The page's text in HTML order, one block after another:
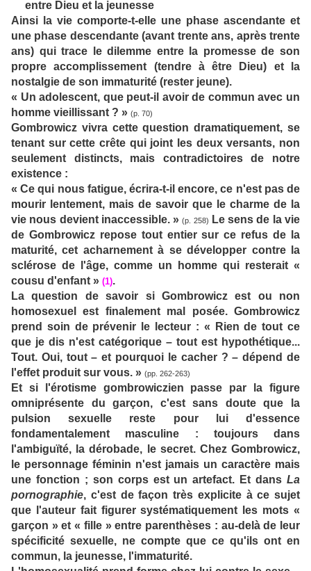
entre Dieu et la jeunesse
Ainsi la vie comporte-t-elle une phase ascendante et
une phase descendante (avant trente ans, après trente
ans) qui trace le dilemme entre la promesse de son
propre accomplissement (tendre à être Dieu) et la
nostalgie de son immaturité (rester jeune).
« Un adolescent, que peut-il avoir de commun avec un
homme vieillissant ? » (p. 70)
Gombrowicz vivra cette question dramatiquement, se
tenant sur cette crête qui joint les deux versants, non
seulement distincts, mais contradictoires de notre
existence :
« Ce qui nous fatigue, écrira-t-il encore, ce n'est pas de
mourir lentement, mais de savoir que le charme de la
vie nous devient inaccessible. » (p. 258)
Le sens de la vie
de Gombrowicz repose tout entier sur ce refus de la
maturité, cet acharnement à se développer contre la
sclérose de l'âge, comme un homme qui resterait «
cousu d'enfant » (1).
La question de savoir si Gombrowicz est ou non
homosexuel est finalement mal posée. Gombrowicz
prend soin de prévenir le lecteur : « Rien de tout ce
que je dis n'est catégorique – tout est hypothétique...
Tout. Oui, tout – et pourquoi le cacher ? – dépend de
l'effet produit sur vous. » (pp. 262-263)
Et si l'érotisme gombrowiczien passe par la figure
omniprésente du garçon, c'est sans doute que la
pulsion sexuelle reste pour lui d'essence
fondamentalement masculine : toujours dans
l'ambiguïté, la dérobade, le secret. Chez Gombrowicz,
le personnage féminin n'est jamais un caractère mais
une fonction ; son corps est un artefact. Et dans La
pornographie, c'est de façon très explicite à ce sujet
que l'auteur fait figurer systématiquement les mots «
garçon » et « fille » entre parenthèses : au-delà de leur
spécificité sexuelle, ne compte que ce qu'ils ont en
commun, la jeunesse, l'immaturité.